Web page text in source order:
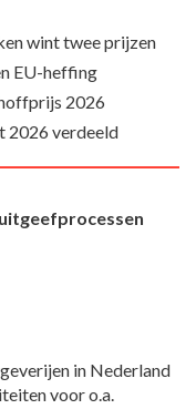
wint twee prijzen
EU-heffing
2026
2026 verdeeld
in Nederland
voor o.a.